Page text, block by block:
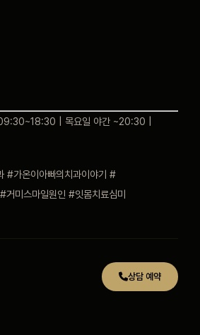
| 목요일 야간 ~20:30 |
#가온이아빠의치과이야기 #
미스마일원인 #잇몸치료심미
상담 예약